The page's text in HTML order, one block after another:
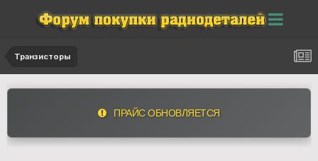
Транзисторы
ПРАЙС ОБНОВЛЯЕТСЯ